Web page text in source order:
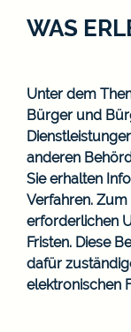
WAS
Unter dem
Bürger und
anderen
Sie erhalten
Verfahren.
erforderlichen
Fristen. Diese
dafür
elektronischen